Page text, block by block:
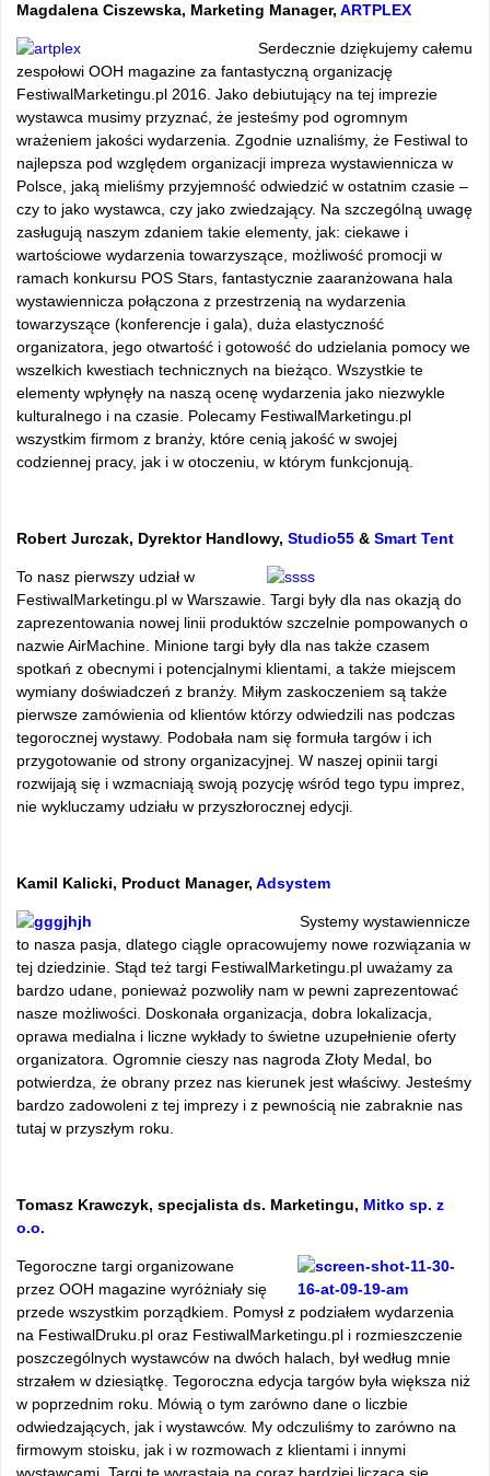
Magdalena Ciszewska, Marketing Manager, ARTPLEX
Serdecznie dziękujemy całemu
zespołowi OOH magazine za fantastyczną organizację
FestiwalMarketingu.pl 2016. Jako debiutujący na tej imprezie
wystawca musimy przyznać, że jesteśmy pod ogromnym
wrażeniem jakości wydarzenia. Zgodnie uznaliśmy, że Festiwal to
najlepsza pod względem organizacji impreza wystawiennicza w
Polsce, jaką mieliśmy przyjemność odwiedzić w ostatnim czasie –
czy to jako wystawca, czy jako zwiedzający. Na szczególną uwagę
zasługują naszym zdaniem takie elementy, jak: ciekawe i
wartościowe wydarzenia towarzyszące, możliwość promocji w
ramach konkursu POS Stars, fantastycznie zaaranżowana hala
wystawiennicza połączona z przestrzenią na wydarzenia
towarzyszące (konferencje i gala), duża elastyczność
organizatora, jego otwartość i gotowość do udzielania pomocy we
wszelkich kwestiach technicznych na bieżąco. Wszystkie te
elementy wpłynęły na naszą ocenę wydarzenia jako niezwykle
kulturalnego i na czasie. Polecamy FestiwalMarketingu.pl
wszystkim firmom z branży, które cenią jakość w swojej
codziennej pracy, jak i w otoczeniu, w którym funkcjonują.
Robert Jurczak, Dyrektor Handlowy, Studio55 & Smart Tent
To nasz pierwszy udział w
FestiwalMarketingu.pl w Warszawie. Targi były dla nas okazją do
zaprezentowania nowej linii produktów szczelnie pompowanych o
nazwie AirMachine. Minione targi były dla nas także czasem
spotkań z obecnymi i potencjalnymi klientami, a także miejscem
wymiany doświadczeń z branży. Miłym zaskoczeniem są także
pierwsze zamówienia od klientów którzy odwiedzili nas podczas
tegorocznej wystawy. Podobała nam się formuła targów i ich
przygotowanie od strony organizacyjnej. W naszej opinii targi
rozwijają się i wzmacniają swoją pozycję wśród tego typu imprez,
nie wykluczamy udziału w przyszłorocznej edycji.
Kamil Kalicki, Product Manager, Adsystem
Systemy wystawiennicze
to nasza pasja, dlatego ciągle opracowujemy nowe rozwiązania w
tej dziedzinie. Stąd też targi FestiwalMarketingu.pl uważamy za
bardzo udane, ponieważ pozwoliły nam w pewni zaprezentować
nasze możliwości. Doskonała organizacja, dobra lokalizacja,
oprawa medialna i liczne wykłady to świetne uzupełnienie oferty
organizatora. Ogromnie cieszy nas nagroda Złoty Medal, bo
potwierdza, że obrany przez nas kierunek jest właściwy. Jesteśmy
bardzo zadowoleni z tej imprezy i z pewnością nie zabraknie nas
tutaj w przyszłym roku.
Tomasz Krawczyk, specjalista ds. Marketingu, Mitko sp. z
o.o.
Tegoroczne targi organizowane
przez OOH magazine wyróżniały się
przede wszystkim porządkiem. Pomysł z podziałem wydarzenia
na FestiwalDruku.pl oraz FestiwalMarketingu.pl i rozmieszczenie
poszczególnych wystawców na dwóch halach, był według mnie
strzałem w dziesiątkę. Tegoroczna edycja targów była większa niż
w poprzednim roku. Mówią o tym zarówno dane o liczbie
odwiedzających, jak i wystawców. My odczuliśmy to zarówno na
firmowym stoisku, jak i w rozmowach z klientami i innymi